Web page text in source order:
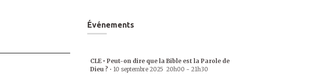
Événements
CLE • Peut-on dire que la Bible est la Parole de
Dieu ? • 10 septembre 2025 20h00 - 21h30